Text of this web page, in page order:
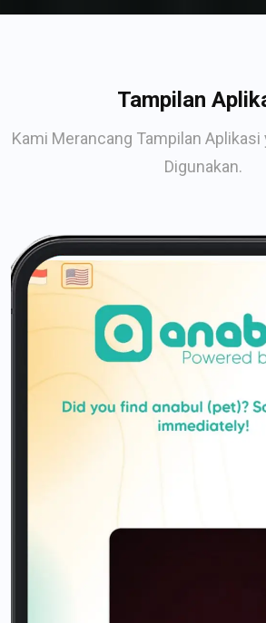
Tampilan
Kami Merancang Tampilan
Digunakan.